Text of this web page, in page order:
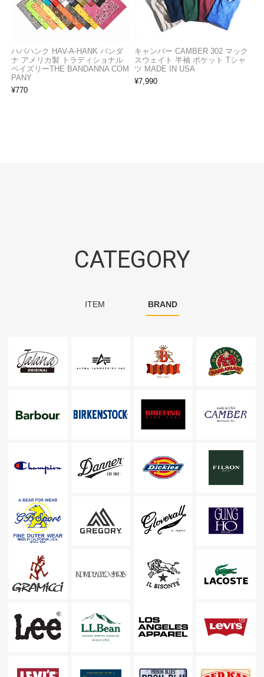
ハバハンク HAV-A-HANK バンダ
ナ アメリカ製 トラディショナル
ペイズリーTHE BANDANNA COM
PANY
¥770
キャンバー CAMBER 302 マック
スウェイト 半袖 ポケット Tシャ
ツ MADE IN USA
¥7,990
CATEGORY
ITEM BRAND